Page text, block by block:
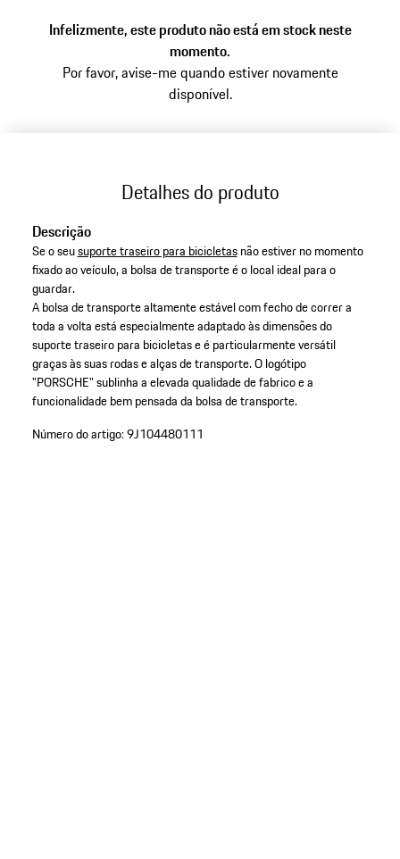
Infelizmente, este produto não está em stock neste
momento.
Por favor, avise-me quando estiver novamente
disponível.
Detalhes do produto
Descrição
Se o seusuporte traseiro para bicicletasnão estiver no momento
fixado ao veículo, a bolsa de transporte é o local ideal para o
guardar.
A bolsa de transporte altamente estável com fecho de correr a
toda a volta está especialmente adaptado às dimensões do
suporte traseiro para bicicletas e é particularmente versátil
graças às suas rodas e alças de transporte. O logótipo
"PORSCHE" sublinha a elevada qualidade de fabrico e a
funcionalidade bem pensada da bolsa de transporte.
Número do artigo:9J104480111